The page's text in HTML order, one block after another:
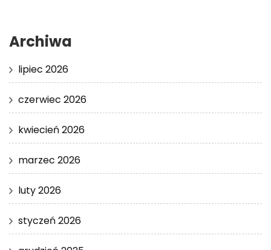
Archiwa
lipiec 2026
czerwiec 2026
kwiecień 2026
marzec 2026
luty 2026
styczeń 2026